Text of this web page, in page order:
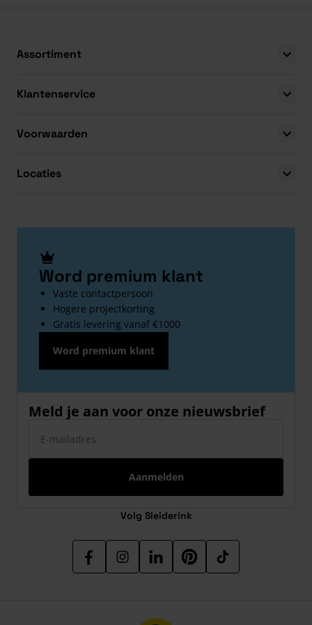
Assortiment
Klantenservice
Voorwaarden
Locaties
Word premium klant
Vaste contactpersoon
Hogere projectkorting
Gratis levering vanaf €1000
Word premium klant
Meld je aan voor onze nieuwsbrief
Aanmelden
Volg Sleiderink